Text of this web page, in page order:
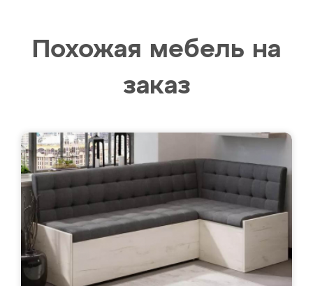
Похожая мебель на
заказ